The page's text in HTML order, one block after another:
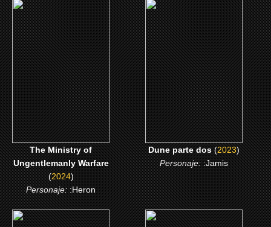
(2024)
The Ministry of
Ungentlemanly Warfare
CLICK ME
The Ministry of
Ungentlemanly Warfare
(2024)
Personaje::Heron
(2023)
Dune parte dos
CLICK ME
Dune parte dos(2023)
Personaje::Jamis
(2013) (2012)